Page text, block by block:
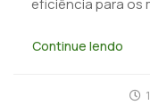
Continue lendo